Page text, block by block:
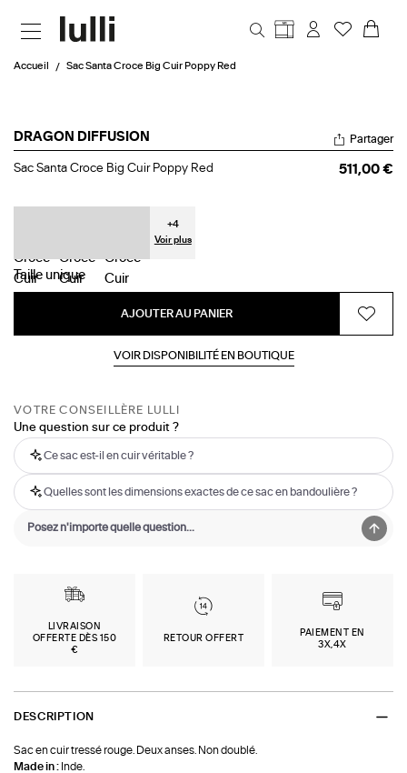
Accueil Sac Santa Croce Big Cuir Poppy Red
DRAGON DIFFUSION
Sac
Big
Partager
Sac Santa Croce Big Cuir Poppy Red 511,00 €
+4
Voir plus
Taille unique
AJOUTER AU PANIER
VOIR DISPONIBILITÉ EN BOUTIQUE
VOTRE CONSEILLÈRE LULLI
Une question sur ce produit ?
Ce sac est-il en cuir véritable ?
Quelles sont les dimensions exactes de ce sac en bandoulière ?
LIVRAISON
OFFERTE DÈS 150
€
RETOUR OFFERT
PAIEMENT EN
3X,4X
DESCRIPTION
Sac en cuir tressé rouge. Deux anses. Non doublé.
Made in : Inde.